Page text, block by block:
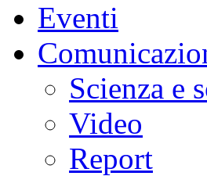
Eventi
Scienza e
Video
Report